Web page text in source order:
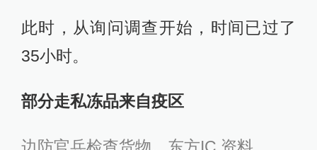
此时，从询问调查开始，时间已过了
35小时。
部分走私冻品来自疫区
边防官兵检查货物。东方IC 资料